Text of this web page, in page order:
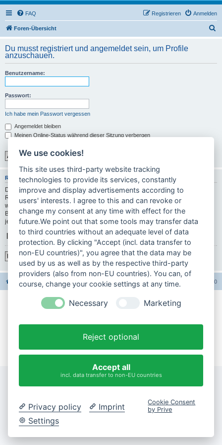
FAQ Anmelden
Registrieren
Foren-Übersicht
h
Du musst registriert und angemeldet sein, um Profile
anzuschauen.
Benutzername:
Passwort:
Ich habe mein Passwort vergessen
Angemeldet bleiben
Meinen Online-Status während dieser Sitzung verbergen
REGISTRIEREN
Du musst in diesem Forum registriert sein, um dich anmelden zu können. Die
Registrierung ist in wenigen Augenblicken erledigt und ermöglicht dir, auf
weitere Funktionen zuzugreifen. Die Board-Administration kann registrierten
Benutzern auch zusätzliche Berechtigungen zuweisen. Bitte beachte auch die
jeweiligen Forenregeln, wenn du dich in diesem Board bewegst.
|
Registrieren
Foren-Übersicht Alle Zeiten sind UTC+02:00
Alle Foren-Cookies löschen
Impressum
Cookie-Einstellungen ändern
We use cookies!
This site uses third-party website tracking
technologies to provide its services, constantly
improve and display advertisements according to
users' interests. I agree to this and can revoke or
change my consent at any time with effect for the
future.We point out that some tools may transfer data
to third countries without an adequate level of data
protection. By clicking "Accept (incl. data transfer to
non-EU countries)", you agree that the data may be
used by us as well as by the respective third-party
providers (also from non-EU countries). You can, of
course, change your cookie settings at any time.
Necessary Marketing
Reject optional
Accept all
incl. data transfer to non-EU countries
Privacy policy
Imprint
Settings
Cookie Consent
by Prive